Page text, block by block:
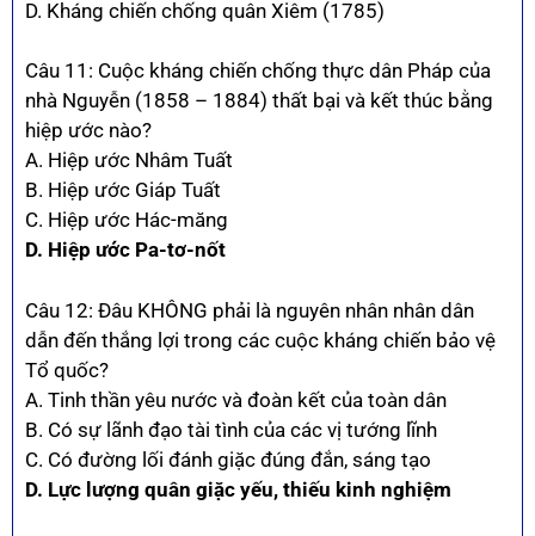
D. Kháng chiến chống quân Xiêm (1785)
Câu 11: Cuộc kháng chiến chống thực dân Pháp của
nhà Nguyễn (1858 – 1884) thất bại và kết thúc bằng
hiệp ước nào?
A. Hiệp ước Nhâm Tuất
B. Hiệp ước Giáp Tuất
C. Hiệp ước Hác-măng
D. Hiệp ước Pa-tơ-nốt
Câu 12: Đâu KHÔNG phải là nguyên nhân nhân dân
dẫn đến thắng lợi trong các cuộc kháng chiến bảo vệ
Tổ quốc?
A. Tinh thần yêu nước và đoàn kết của toàn dân
B. Có sự lãnh đạo tài tình của các vị tướng lĩnh
C. Có đường lối đánh giặc đúng đắn, sáng tạo
D. Lực lượng quân giặc yếu, thiếu kinh nghiệm